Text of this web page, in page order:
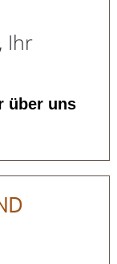
Ihr
über uns